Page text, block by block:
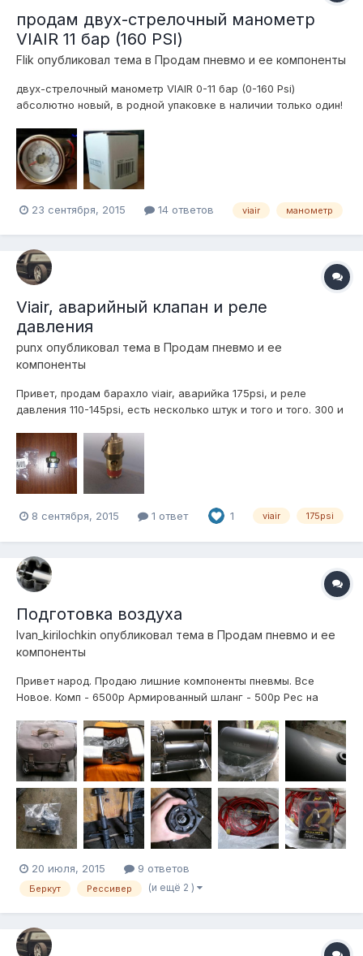
продам двух-стрелочный манометр
VIAIR 11 бар (160 PSI)
Flik опубликовал тема в Продам пневмо и ее компоненты
двух-стрелочный манометр VIAIR 0-11 бар (0-160 Psi)
абсолютно новый, в родной упаковке в наличии только один!
отправлю транспортной Деловые Линии в любой город на
следующий день после оплаты! телефон для связи 922-15-14-
114 (What's App, Te...
23 сентября, 2015 14 ответов viair манометр
Viair, аварийный клапан и реле
давления
punx опубликовал тема в Продам пневмо и ее
компоненты
Привет, продам барахло viair, аварийка 175psi, и реле
давления 110-145psi, есть несколько штук и того и того. 300 и
Марк
8 сентября, 2015 1 ответ 1 viair 175psi
Подготовка воздуха
Ivan_kirilochkin опубликовал тема в Продам пневмо и ее
компоненты
Привет народ. Продаю лишние компоненты пневмы. Все
Новое. Комп - 6500р Армированный шланг - 500р Рес на
5000р (характеристики есть на сайте ВиАйр) Комплект
проводки для подключения 2х компрессоров, силовой
пред+провода - 1500р Силовое Рэле на 8...
20 июля, 2015 9 ответов
Беркут Рессивер (и ещё 2 )